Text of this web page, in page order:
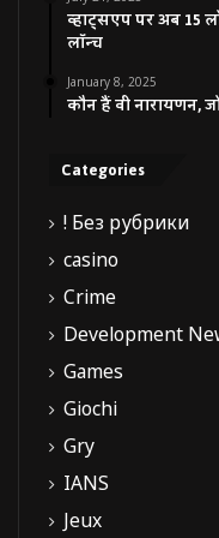
व्हाट्सएप पर अब 15
लॉन्च
January 8, 2025
कौन हैं वी नारायणन,
Categories
! Без рубрики
casino
Crime
Development
Games
Giochi
Gry
IANS
Jeux